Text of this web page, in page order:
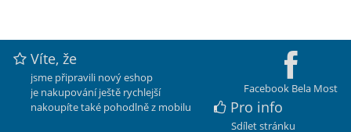
Facebook Bela Most
Víte, že
jsme připravili nový eshop
je nakupování ještě rychlejší
nakoupíte také pohodlně z mobilu
Pro info
Sdílet stránku